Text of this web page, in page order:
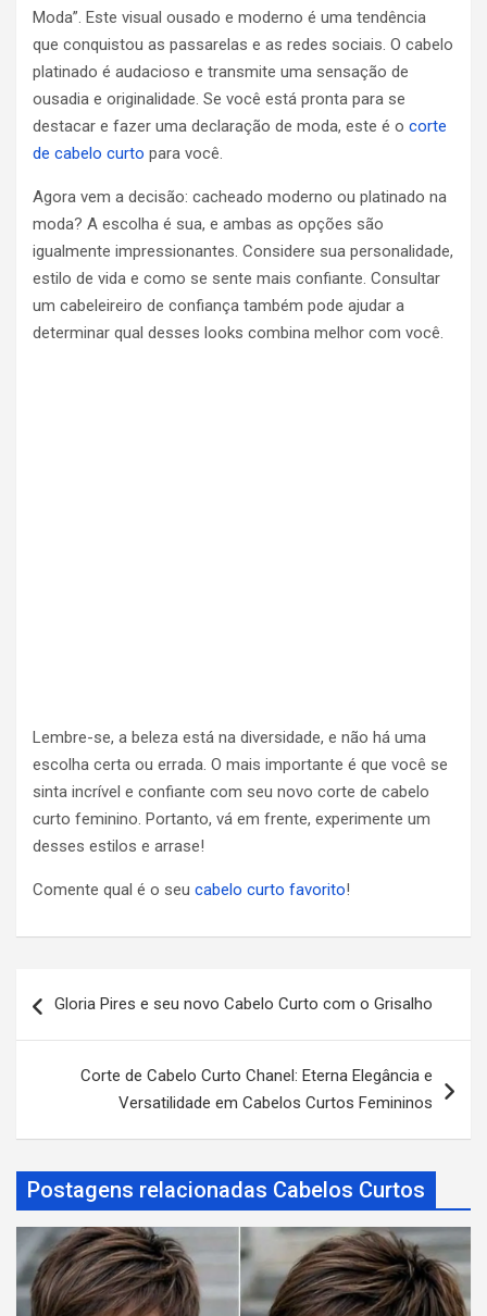
Moda”. Este visual ousado e moderno é uma tendência
que conquistou as passarelas e as redes sociais. O cabelo
platinado é audacioso e transmite uma sensação de
ousadia e originalidade. Se você está pronta para se
destacar e fazer uma declaração de moda, este é o corte
de cabelo curto para você.
Agora vem a decisão: cacheado moderno ou platinado na
moda? A escolha é sua, e ambas as opções são
igualmente impressionantes. Considere sua personalidade,
estilo de vida e como se sente mais confiante. Consultar
um cabeleireiro de confiança também pode ajudar a
determinar qual desses looks combina melhor com você.
Lembre-se, a beleza está na diversidade, e não há uma
escolha certa ou errada. O mais importante é que você se
sinta incrível e confiante com seu novo corte de cabelo
curto feminino. Portanto, vá em frente, experimente um
desses estilos e arrase!
Comente qual é o seu cabelo curto favorito!
ç
ã
o
d
Gloria Pires e seu novo Cabelo Curto com o Grisalho
Corte de Cabelo Curto Chanel: Eterna Elegância e
Versatilidade em Cabelos Curtos Femininos
Postagens relacionadas Cabelos Curtos